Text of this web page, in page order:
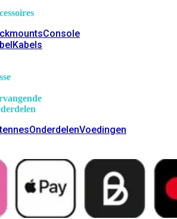
Console
Kabels
OnderdelenVoedingen